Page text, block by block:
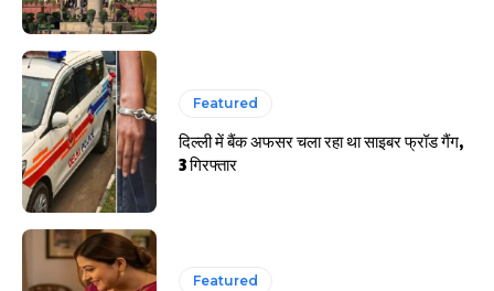
HIGHLIGHT
हर खाते के बदले मिलते थे 20 से 25 हजार
Featured
दिल्ली में बैंक अफसर चला रहा था साइबर फ्रॉड गैंग,
3 गिरफ्तार
Featured